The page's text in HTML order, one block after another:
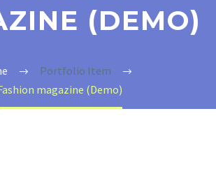
(DEMO)
Portfolio Item
magazine (Demo)